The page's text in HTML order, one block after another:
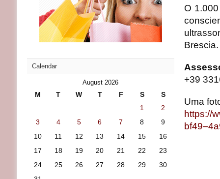
O
Brescia.
+39
Uma
https://
Calendar
August 2026
M T W T F S
S
1
2
3
4 5 6 7 8
9
10
11 12 13 14 15
16
17
18 19 20 21 22
23
24
25 26 27 28 29
30